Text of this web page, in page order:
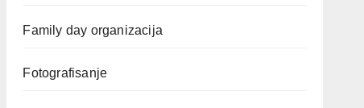
Family day organizacija
Fotografisanje